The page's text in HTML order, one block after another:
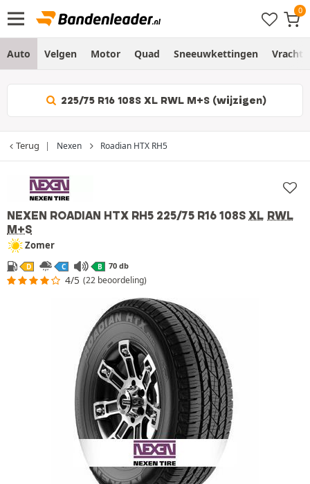
Auto Velgen Motor Quad Sneeuwkettingen
225/75 R16 108S XL RWL M+S (wijzigen)
Terug Nexen Roadian HTX RH5
NEXEN ROADIAN HTX RH5 225/75 R16 108S XL RWL
M+S
Zomer
D C B 70 db
4/5 (22 beoordeling)